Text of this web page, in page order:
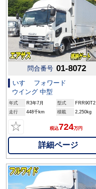
問合番号 01-8072
いすゞ フォワード
ウイング 中型
年式 R3年7月 型式
FRR90T2
走行
448千km 積載 2,250kg
☆ 税込724万円
詳細ページ